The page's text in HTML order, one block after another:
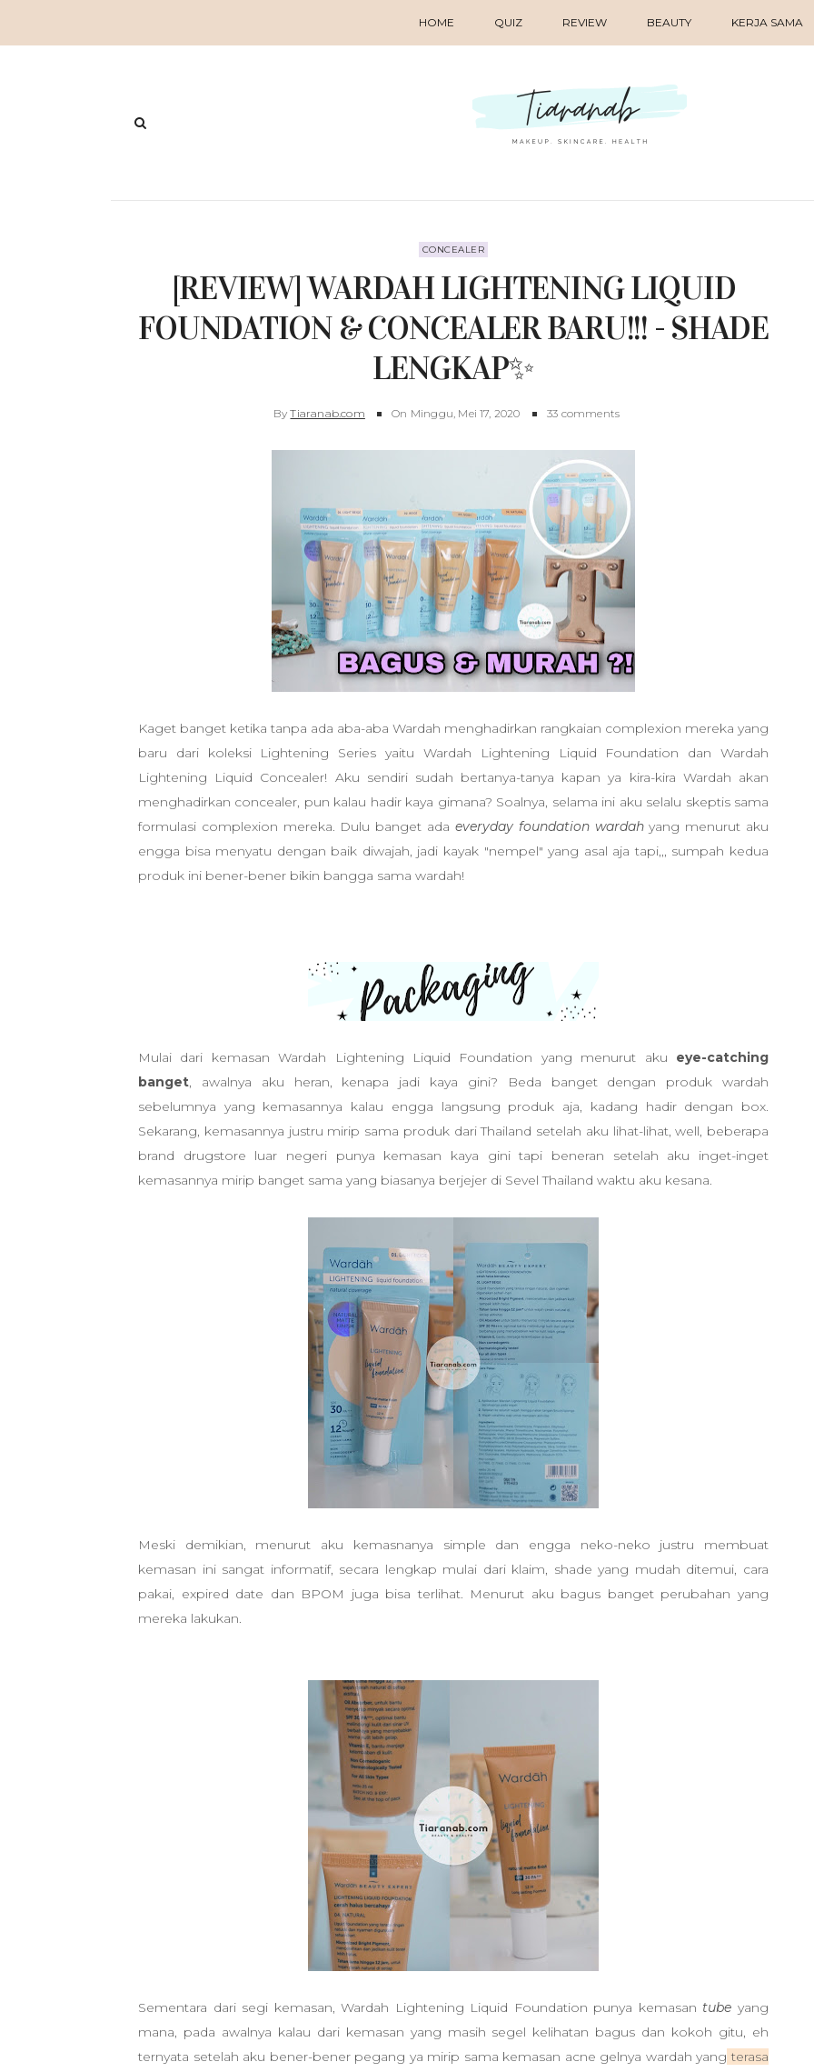
HOME QUIZ REVIEW BEAUTY KERJA SAMA
CONCEALER
[REVIEW] WARDAH LIGHTENING LIQUID
FOUNDATION & CONCEALER BARU!!! - SHADE
LENGKAP✨
By Tiaranab.com On Minggu, Mei 17, 2020 33 comments
Kaget banget ketika tanpa ada aba-aba Wardah menghadirkan rangkaian complexion mereka yang
baru dari koleksi Lightening Series yaitu Wardah Lightening Liquid Foundation dan Wardah
Lightening Liquid Concealer! Aku sendiri sudah bertanya-tanya kapan ya kira-kira Wardah akan
menghadirkan concealer, pun kalau hadir kaya gimana? Soalnya, selama ini aku selalu skeptis sama
formulasi complexion mereka. Dulu banget ada everyday foundation wardahyang menurut aku
engga bisa menyatu dengan baik diwajah, jadi kayak "nempel" yang asal aja tapi,,, sumpah kedua
produk ini bener-bener bikin bangga sama wardah!
Mulai dari kemasanWardah Lightening Liquid Foundation yang menurut aku eye-catching
banget, awalnya aku heran, kenapa jadi kaya gini? Beda banget dengan produk wardah
sebelumnya yang kemasannya kalau engga langsung produk aja, kadang hadir dengan box.
Sekarang, kemasannya justru mirip sama produk dari Thailand setelah aku lihat-lihat, well, beberapa
brand drugstore luar negeri punya kemasan kaya gini tapi beneran setelah aku inget-inget
kemasannya mirip banget sama yang biasanya berjejer di Sevel Thailand waktu aku kesana.
Meski demikian, menurut aku kemasnanya simple dan engga neko-neko justru membuat
kemasan ini sangat informatif, secara lengkap mulai dari klaim, shade yang mudah ditemui, cara
pakai, expired date dan BPOM juga bisa terlihat. Menurut aku bagus banget perubahan yang
mereka lakukan.
Sementara dari segi kemasan,Wardah Lightening Liquid Foundation punya kemasan tubeyang
mana, pada awalnya kalau dari kemasan yang masih segel kelihatan bagus dan kokoh gitu, eh
ternyata setelah aku bener-bener pegang ya mirip sama kemasan acne gelnya wardah yang terasa